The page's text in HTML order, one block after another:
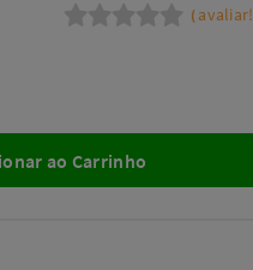
( avaliar!
ao Carrinho